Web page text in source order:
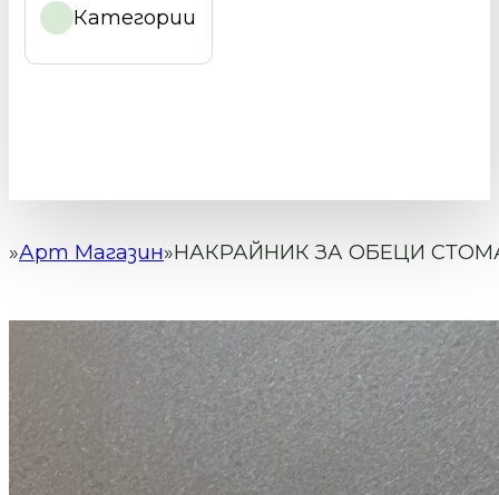
Категории
Начало
Арт Магазин НАКРАЙНИК ЗА ОБЕЦИ